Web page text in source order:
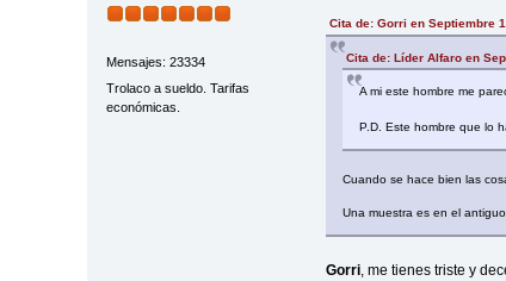
Mensajes: 23334
Trolaco a sueldo. Tarifas
económicas.
Cita de: Gorri en Septiembre
Cita de: Líder Alfaro en
A mi este hombre me
P.D. Este hombre que lo
Cuando se hace bien las
Una muestra es en el
Gorri, me tienes triste y